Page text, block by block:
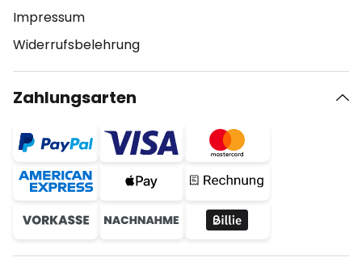
Impressum
Widerrufsbelehrung
Zahlungsarten